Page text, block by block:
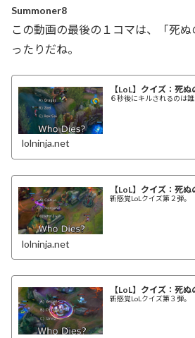
Summoner8
この動画の最後の１コマは、「死
ったりだね。
【LoL】クイズ：死ぬ
６秒後にキルされるのは
lolninja.net
【LoL】クイズ：死
新感覚LoLクイズ第２弾。
lolninja.net
【LoL】クイズ：死
新感覚LoLクイズ第３弾。